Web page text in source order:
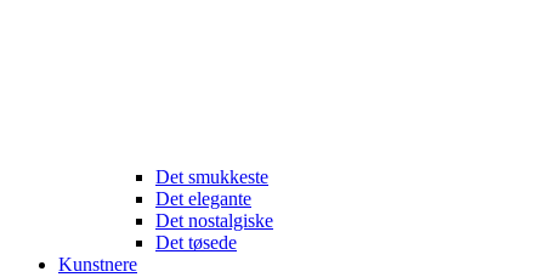
Det smukkeste
Det elegante
Det nostalgiske
Det tøsede
Kunstnere